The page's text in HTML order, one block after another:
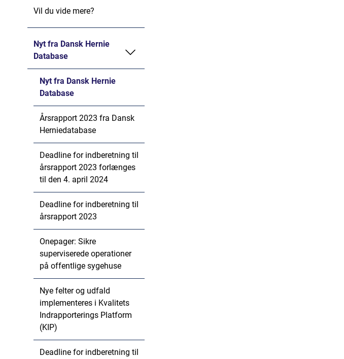
Vil du vide mere?
Nyt fra Dansk Hernie
Database
Nyt fra Dansk Hernie
Database
Årsrapport 2023 fra Dansk
Herniedatabase
Deadline for indberetning til
årsrapport 2023 forlænges
til den 4. april 2024
Deadline for indberetning til
årsrapport 2023
Onepager: Sikre
superviserede operationer
på offentlige sygehuse
Nye felter og udfald
implementeres i Kvalitets
Indrapporterings Platform
(KIP)
Deadline for indberetning til